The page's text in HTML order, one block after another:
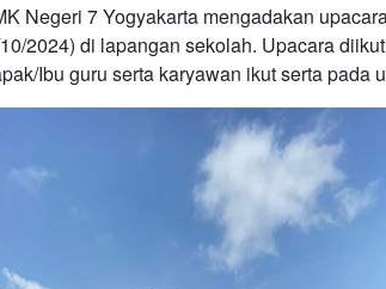
Negeri 7 Yogyakarta mengadakan
2024) di lapangan sekolah. Upacara
Ibu guru serta karyawan ikut serta pada